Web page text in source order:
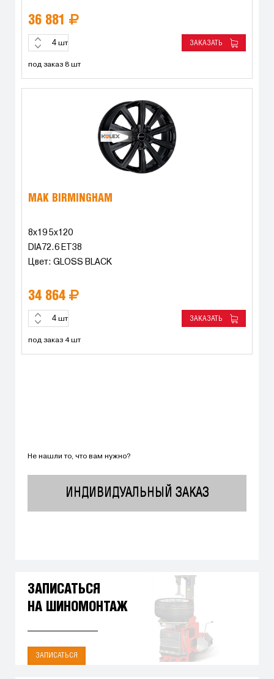
36 881
шт ЗАКАЗАТЬ
под заказ 8 шт
MAK BIRMINGHAM
8x19 5x120
DIA72.6 ET38
Цвет: GLOSS BLACK
34 864
шт ЗАКАЗАТЬ
под заказ 4 шт
Не нашли то, что вам нужно?
ИНДИВИДУАЛЬНЫЙ ЗАКАЗ
ЗАПИСАТЬСЯ
НА ШИНОМОНТАЖ
ЗАПИСАТЬСЯ